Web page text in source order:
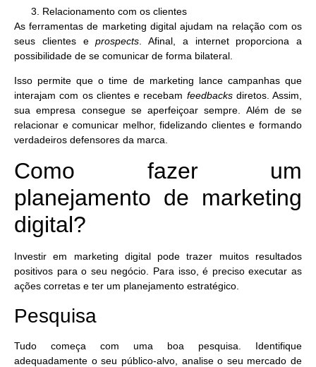
Relacionamento com os clientes
As ferramentas de marketing digital ajudam na relação com os
seus clientes eprospects . Afinal, a internet proporciona a
possibilidade de se comunicar de forma bilateral.
Isso permite que o time de marketing lance campanhas que
interajam com os clientes e recebam feedbacksdiretos. Assim,
sua empresa consegue se aperfeiçoar sempre. Além de se
relacionar e comunicar melhor, fidelizando clientes e formando
verdadeiros defensores da marca
Como fazer um
planejamento de marketing
digital?
Investir em marketing digital pode trazer muitos resultados
positivos para o seu negócio. Para isso,é preciso executar as
ações corretas e ter um planejamento estratégico.
Pesquisa
Tudo começa com uma boa pesquisa. Identifique
adequadamente o seu público-alvo, analise o seu mercado de